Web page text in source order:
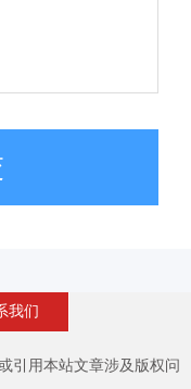
我们
引用本站文章涉及版权问